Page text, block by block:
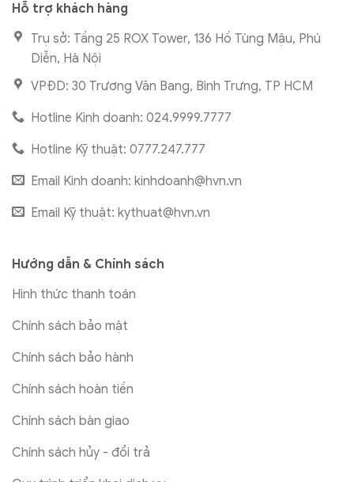
Hỗ trợ khách hàng
Trụ sở: Tầng 25 ROX Tower, 136 Hồ Tùng Mậu, Phú
Diễn, Hà Nội
VPĐD: 30 Trương Văn Bang, Bình Trưng, TP HCM
Hotline Kinh doanh: 024.9999.7777
Hotline Kỹ thuật: 0777.247.777
Email Kinh doanh: kinhdoanh@hvn.vn
Email Kỹ thuật: kythuat@hvn.vn
Hướng dẫn & Chính sách
Hình thức thanh toán
Chính sách bảo mật
Chính sách bảo hành
Chính sách hoàn tiền
Chính sách bàn giao
Chính sách hủy - đổi trả